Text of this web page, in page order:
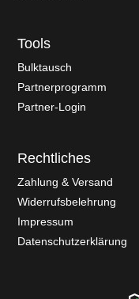
Tools
Bulktausch
Partnerprogramm
Partner-Login
Rechtliches
Zahlung & Versand
Widerrufsbelehrung
Impressum
Datenschutzerklärung